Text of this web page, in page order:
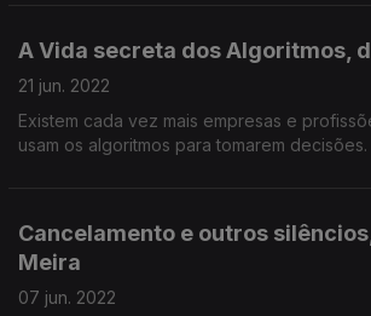
A Vida secreta dos Algoritmos,
21 jun. 2022
Existem cada vez mais empresas e
usam os algoritmos para tomarem decisões.
Cancelamento e outros
Meira
07 jun. 2022